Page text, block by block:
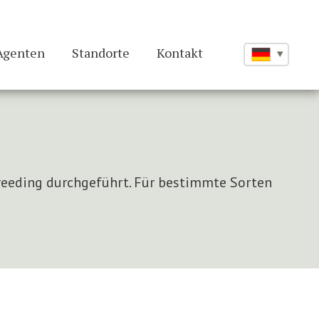
Standorte Kontakt
durchgeführt. Für bestimmte Sorten